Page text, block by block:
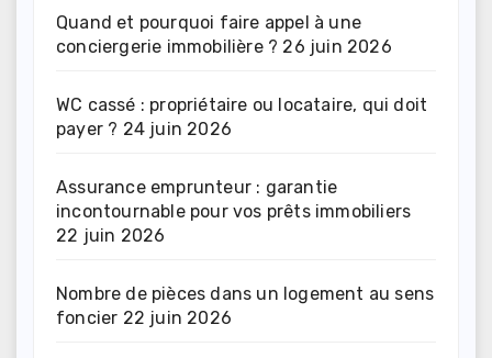
Quand et pourquoi faire appel à une
conciergerie immobilière ? 26 juin 2026
WC cassé : propriétaire ou locataire, qui doit
payer ? 24 juin 2026
Assurance emprunteur : garantie
incontournable pour vos prêts immobiliers
22 juin 2026
Nombre de pièces dans un logement au sens
foncier 22 juin 2026